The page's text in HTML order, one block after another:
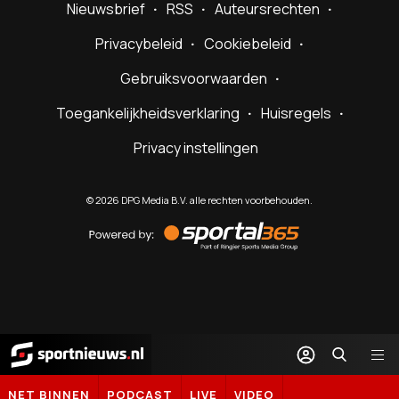
Nieuwsbrief RSS
Auteursrechten
Privacybeleid
Cookiebeleid
Gebruiksvoorwaarden
Toegankelijkheidsverklaring
Huisregels
Privacy instellingen
©2026 DPG Media B.V. alle rechten voorbehouden.
by
Sportal365
Sportnieuws.nl
NET BINNEN PODCAST LIVE VIDEO